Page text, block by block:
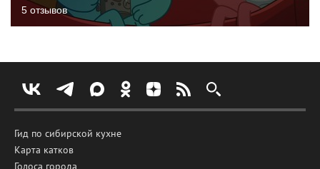
5 отзывов
Гид по сибирской кухне
Карта катков